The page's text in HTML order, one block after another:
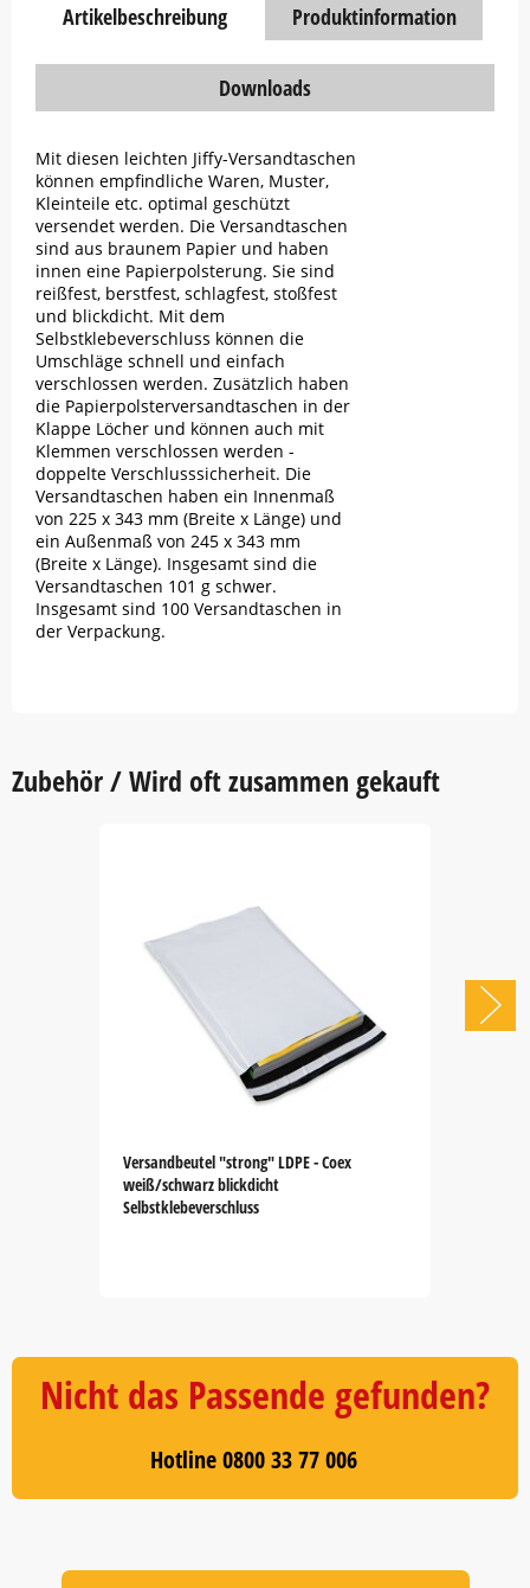
Artikelbeschreibung Produktinformation
Downloads
Mit diesen leichten Jiffy-Versandtaschen
können empfindliche Waren, Muster,
Kleinteile etc. optimal geschützt
versendet werden. Die Versandtaschen
sind aus braunem Papier und haben
innen eine Papierpolsterung. Sie sind
reißfest, berstfest, schlagfest, stoßfest
und blickdicht. Mit dem
Selbstklebeverschluss können die
Umschläge schnell und einfach
verschlossen werden. Zusätzlich haben
die Papierpolsterversandtaschen in der
Klappe Löcher und können auch mit
Klemmen verschlossen werden -
doppelte Verschlusssicherheit. Die
Versandtaschen haben ein Innenmaß
von 225 x 343 mm (Breite x Länge) und
ein Außenmaß von 245 x 343 mm
(Breite x Länge). Insgesamt sind die
Versandtaschen 101 g schwer.
Insgesamt sind 100 Versandtaschen in
der Verpackung.
Zubehör / Wird oft zusammen gekauft
Versandbeutel "strong" LDPE - Coex
weiß/schwarz blickdicht
Selbstklebeverschluss
5
Nicht das Passende gefunden?
Hotline 0800 33 77 006